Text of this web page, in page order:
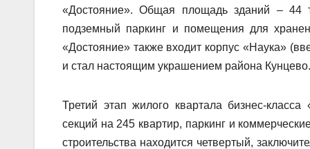
«Достояние». Общая площадь зданий – 44
подземный паркинг и помещения для
«Достояние» также входит корпус «Наука»
и стал настоящим украшением района Кунцево.
Третий этап жилого квартала бизнес-
секций на 245 квартир, паркинг и
строительства находится четвертый,